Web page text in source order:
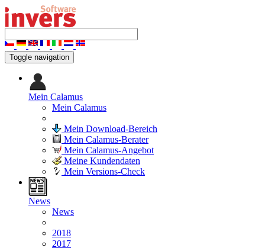
Toggle navigation
Mein Calamus
Mein Calamus
Mein Download-Bereich
Mein Calamus-Berater
Mein Calamus-Angebot
Meine Kundendaten
Mein Versions-Check
News
News
2018
2017